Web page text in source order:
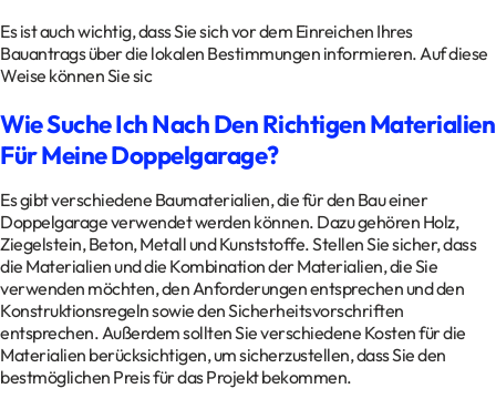
Es ist auch wichtig, dass Sie sich vor dem Einreichen Ihres
Bauantrags über die lokalen Bestimmungen informieren. Auf diese
Weise können Sie sic
Wie Suche Ich Nach Den Richtigen Materialien
Für Meine Doppelgarage?
Es gibt verschiedene Baumaterialien, die für den Bau einer
Doppelgarage verwendet werden können. Dazu gehören Holz,
Ziegelstein, Beton, Metall und Kunststoffe. Stellen Sie sicher, dass
die Materialien und die Kombination der Materialien, die Sie
verwenden möchten, den Anforderungen entsprechen und den
Konstruktionsregeln sowie den Sicherheitsvorschriften
entsprechen. Außerdem sollten Sie verschiedene Kosten für die
Materialien berücksichtigen, um sicherzustellen, dass Sie den
bestmöglichen Preis für das Projekt bekommen.